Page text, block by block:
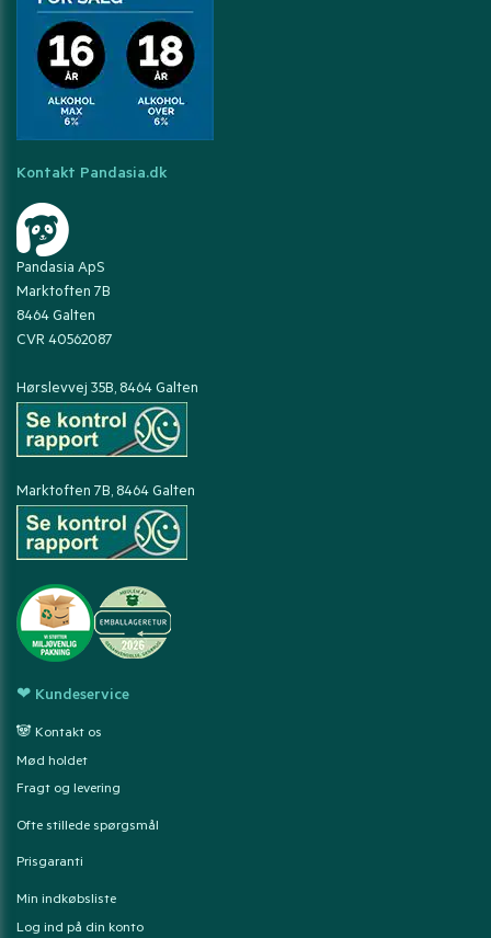
Kontakt Pandasia.dk
Pandasia ApS
Marktoften 7B
8464 Galten
CVR 40562087
Hørslevvej 35B, 8464 Galten
Marktoften 7B, 8464 Galten
❤ Kundeservice
🐼 Kontakt os
Mød holdet
Fragt og levering
Ofte stillede spørgsmål
Prisgaranti
Min indkøbsliste
Log ind på din konto